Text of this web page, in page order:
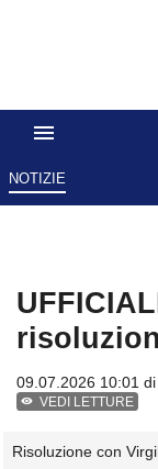
NOTIZIE
09.07.2026 10:01 di
VEDI LETTURE
Risoluzione con